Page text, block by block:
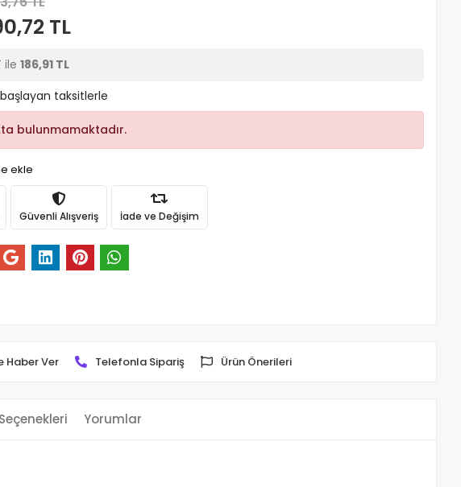
TL
ile 186,91 TL
başlayan taksitlerle
bulunmamaktadır.
ekle
Güvenli Alışveriş İade ve Değişim
Haber Ver Telefonla Sipariş Ürün Önerileri
Yorumlar